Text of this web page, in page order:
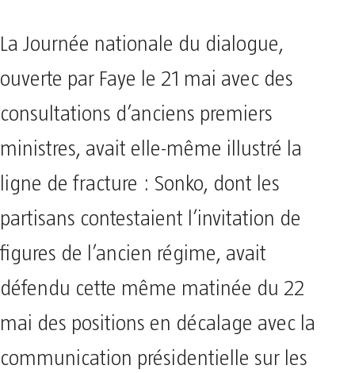
La Journée nationale du dialogue,
ouverte par Faye le 21 mai avec des
consultations d’anciens premiers
ministres, avait elle-même illustré la
ligne de fracture : Sonko, dont les
partisans contestaient l’invitation de
figures de l’ancien régime, avait
défendu cette même matinée du 22
mai des positions en décalage avec la
communication présidentielle sur les